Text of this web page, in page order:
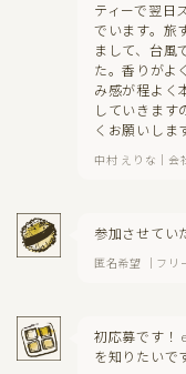
ティーで翌日
でいます。旅
まして、台風
た。香りがよ
み感が程よく
していきます
くお願いしま
中村 えりな｜会
参加させてい
匿名希望 ｜フリ
初応募です！
を知りたいで